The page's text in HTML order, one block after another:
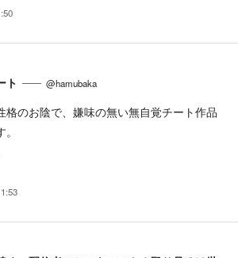
ト
@hamubaka
格のお陰で、嫌味の無い無自覚チート作品